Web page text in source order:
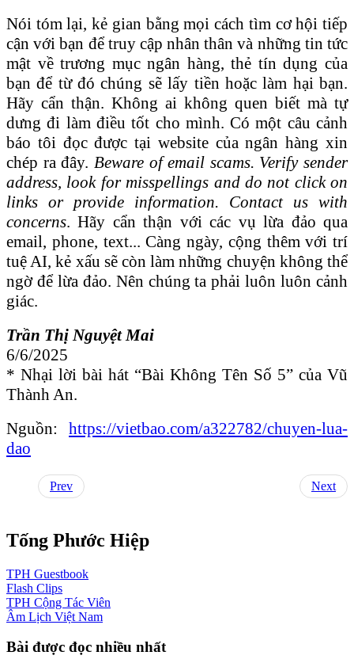
Nói tóm lại, kẻ gian bằng mọi cách tìm cơ hội tiếp
cận với bạn để truy cập nhân thân và những tin tức
mật về trương mục ngân hàng, thẻ tín dụng của
bạn để từ đó chúng sẽ lấy tiền hoặc làm hại bạn.
Hãy cẩn thận. Không ai không quen biết mà tự
dưng đi làm điều tốt cho mình. Có một câu cảnh
báo tôi đọc được tại website của ngân hàng xin
chép ra đây. Beware of email scams. Verify sender
address, look for misspellings and do not click on
links or provide information. Contact us with
concerns. Hãy cẩn thận với các vụ lừa đảo qua
email, phone, text... Càng ngày, cộng thêm với trí
tuệ AI, kẻ xấu sẽ còn làm những chuyện không thể
ngờ để lừa đảo. Nên chúng ta phải luôn luôn cảnh
giác.
Trần Thị Nguyệt Mai
6/6/2025
* Nhại lời bài hát “Bài Không Tên Số 5” của Vũ
Thành An.
Nguồn: https://vietbao.com/a322782/chuyen-lua-
dao
Prev Next
Tống Phước Hiệp
TPH Guestbook
Flash Clips
TPH Cộng Tác Viên
Âm Lịch Việt Nam
Bài được đọc nhiều nhất